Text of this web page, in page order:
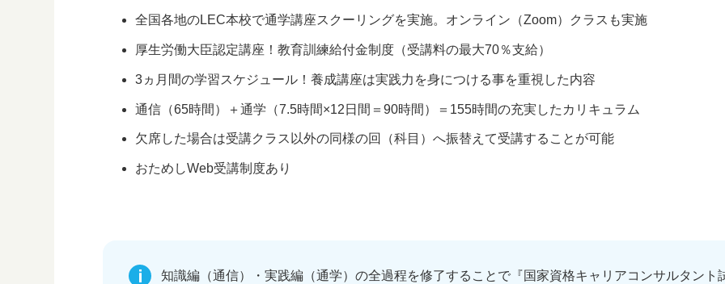
全国各地のLEC本校で通学講座スクーリングを実施。オンライン（Zoom）クラスも実施
厚生労働大臣認定講座！教育訓練給付金制度（受講料の最大70％支給）
3ヵ月間の学習スケジュール！養成講座は実践力を身につける事を重視した内容
通信（65時間）＋通学（7.5時間×12日間＝90時間）＝155時間の充実したカリキュラム
欠席した場合は受講クラス以外の同様の回（科目）へ振替えて受講することが可能
おためしWeb受講制度あり
知識編（通信）・実践編（通学）の全過程を修了することで『国家資格キャリアコンサルタン